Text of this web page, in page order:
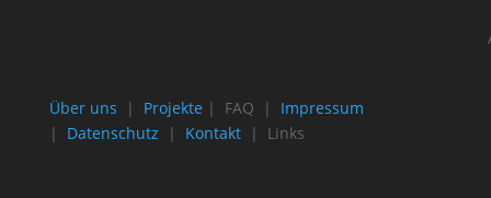
Über uns | Projekte | FAQ | Impressum
| Datenschutz | Kontakt| Links